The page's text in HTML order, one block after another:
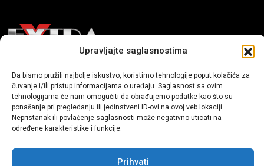
Upravljajte saglasnostima
Da bismo pružili najbolje iskustvo, koristimo tehnologije poput kolačića za
čuvanje i/ili pristup informacijama o uređaju. Saglasnost sa ovim
tehnologijama će nam omogućiti da obrađujemo podatke kao što su
ponašanje pri pregledanju ili jedinstveni ID-ovi na ovoj veb lokaciji.
Nepristanak ili povlačenje saglasnosti može negativno uticati na
određene karakteristike i funkcije.
Prihvati
Mi smo moderni portal zabavnog karaktera koji donosi vijesti i
priče iz života, svijeta showbiza, lifestyle-a i popularne kulture.